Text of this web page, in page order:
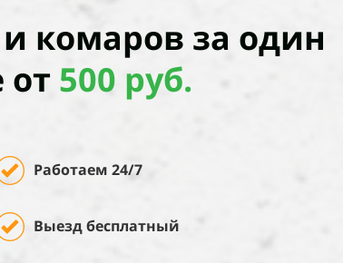
комаров за один
500 руб.
Работаем 24/7
Выезд бесплатный